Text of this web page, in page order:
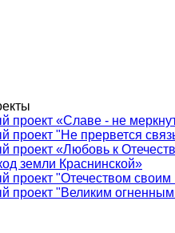
проект «Славе - не
проект "Не прервется
проект «Любовь к
земли Краснинской»
проект "Отечеством своим
проект "Великим